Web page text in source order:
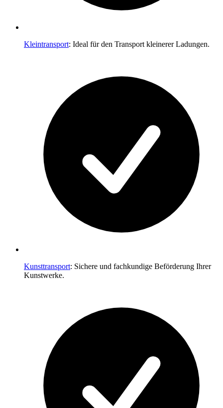
Kleintransport: Ideal für den Transport kleinerer Ladungen.
Kunsttransport: Sichere und fachkundige Beförderung Ihrer
Kunstwerke.